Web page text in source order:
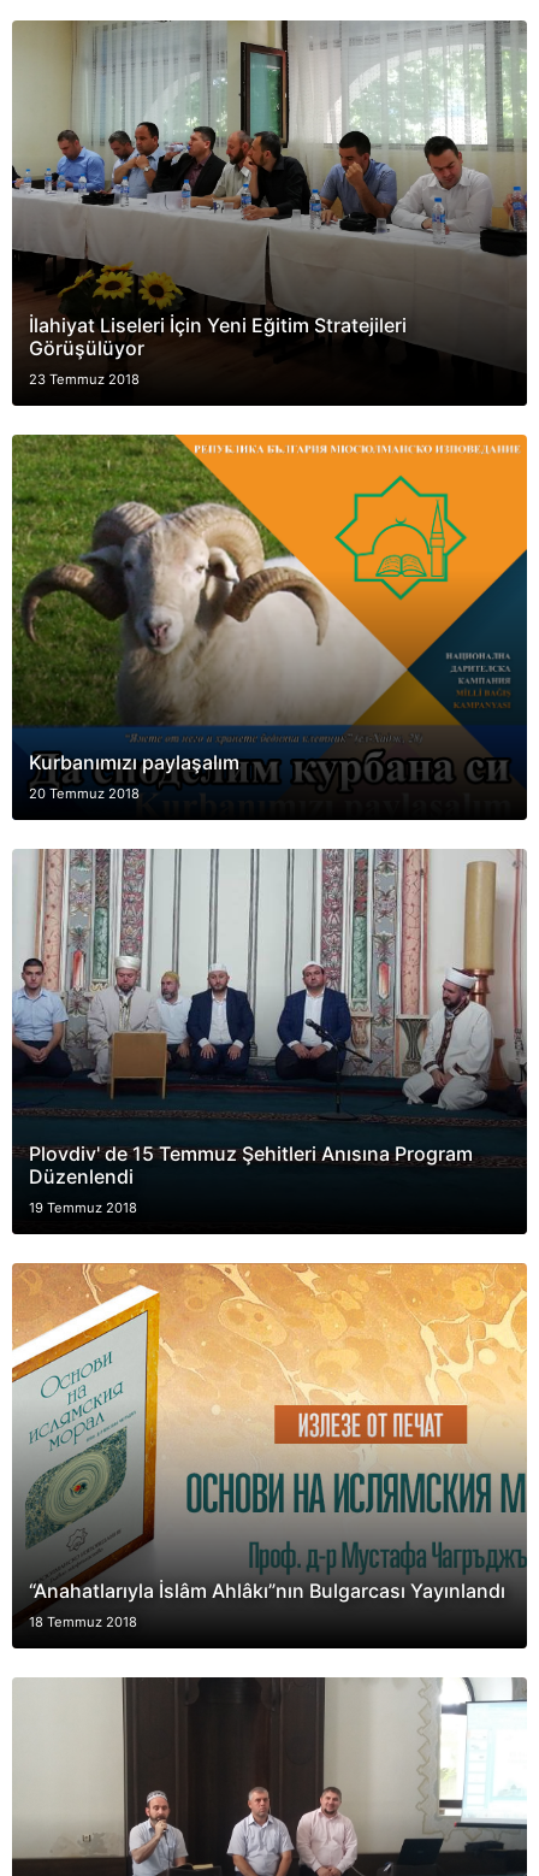
İlahiyat Liseleri İçin Yeni Eğitim Stratejileri
Görüşülüyor
23 Temmuz 2018
Kurbanımızı paylaşalım
20 Temmuz 2018
Plovdiv' de 15 Temmuz Şehitleri Anısına Program
Düzenlendi
19 Temmuz 2018
“Anahatlarıyla İslâm Ahlâkı”nın Bulgarcası Yayınlandı
18 Temmuz 2018